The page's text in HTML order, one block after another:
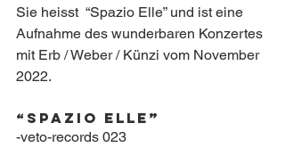
Sie heisst  “Spazio Elle” und ist eine
Aufnahme des wunderbaren Konzertes
mit Erb / Weber / Künzi vom November
2022.
“Spazio Elle”
-veto-records 023